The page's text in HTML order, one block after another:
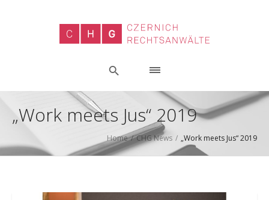
„Work meets Jus“ 2019
Home /CHG News / „Work meets Jus“ 2019